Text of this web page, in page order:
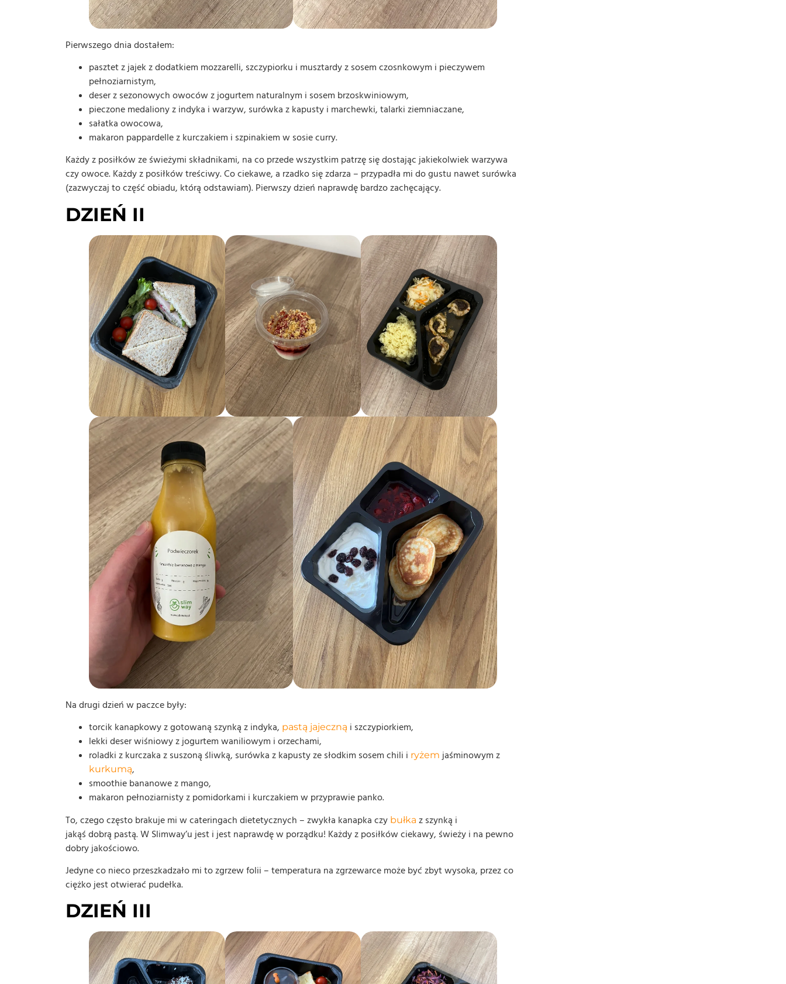
Pierwszego dnia dostałem:
pasztet z jajek z dodatkiem mozzarelli, szczypiorku i musztardy z sosem czosnkowym i pieczywem
pełnoziarnistym,
deser z sezonowych owoców z jogurtem naturalnym i sosem brzoskwiniowym,
pieczone medaliony z indyka i warzyw, surówka z kapusty i marchewki, talarki ziemniaczane,
sałatka owocowa,
makaron pappardelle z kurczakiem i szpinakiem w sosie curry.
Każdy z posiłków ze świeżymi składnikami, na co przede wszystkim patrzę się dostając jakiekolwiek warzywa
czy owoce. Każdy z posiłków treściwy. Co ciekawe, a rzadko się zdarza – przypadła mi do gustu nawet surówka
(zazwyczaj to część obiadu, którą odstawiam). Pierwszy dzień naprawdę bardzo zachęcający.
DZIEŃ II
Na drugi dzień w paczce były:
torcik kanapkowy z gotowaną szynką z indyka, pastą jajeczną i szczypiorkiem,
lekki deser wiśniowy z jogurtem waniliowym i orzechami,
roladki z kurczaka z suszoną śliwką, surówka z kapusty ze słodkim sosem chili i ryżem jaśminowym z
kurkumą,
smoothie bananowe z mango,
makaron pełnoziarnisty z pomidorkami i kurczakiem w przyprawie panko.
To, czego często brakuje mi w cateringach dietetycznych – zwykła kanapka czy bułka z szynką i
jakąś dobrą pastą. W Slimway’u jest i jest naprawdę w porządku! Każdy z posiłków ciekawy, świeży i na pewno
dobry jakościowo.
Jedyne co nieco przeszkadzało mi to zgrzew folii – temperatura na zgrzewarce może być zbyt wysoka, przez co
ciężko jest otwierać pudełka.
DZIEŃ III